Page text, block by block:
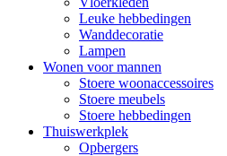
Leuke hebbedingen
Wanddecoratie
Lampen
Wonen voor mannen
Stoere woonaccessoires
Stoere meubels
Stoere hebbedingen
Thuiswerkplek
Opbergers